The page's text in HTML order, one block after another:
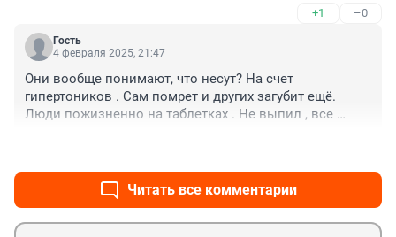
+1 –0
Гость
4 февраля 2025, 21:47
Они вообще понимают, что несут? На счет
гипертоников . Сам помрет и других загубит ещё.
Люди пожизненно на таблетках . Не выпил , все
А психи … перебьют и своих и чужих.
Читать все комментарии